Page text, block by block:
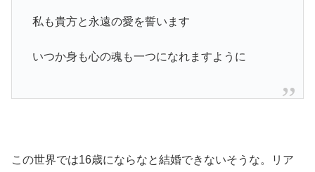
私も貴方と永遠の愛を誓います
いつか身も心の魂も一つになれますように
この世界では16歳にならなと結婚できないそうな。リア